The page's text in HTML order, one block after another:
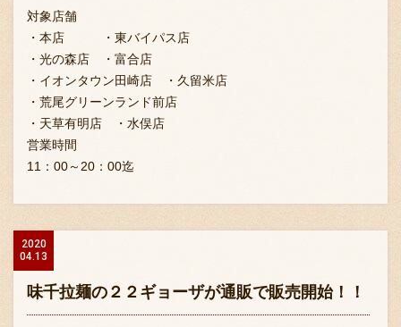
対象店舗
・本店 ・東バイパス店
・光の森店 ・富合店
・イオンタウン田崎店 ・久留米店
・荒尾グリーンランド前店
・天草有明店 ・水俣店
営業時間
11：00～20：00迄
2020
04.13
味千拉麺の２２ギョーザが通販で販売開始！！